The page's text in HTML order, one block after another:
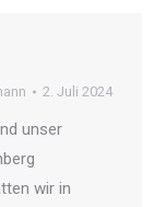
2. Juli 2024
unser
wir in